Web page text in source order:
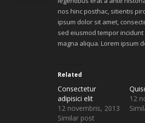
nos hinc posthac, sitientis
ipsum dolor sit amet,
sed eiusmod tempor
magna aliqua. Lorem ipsum
Related
Consectetur
adipisici elit
12 novembris, 2013
Similar post
12